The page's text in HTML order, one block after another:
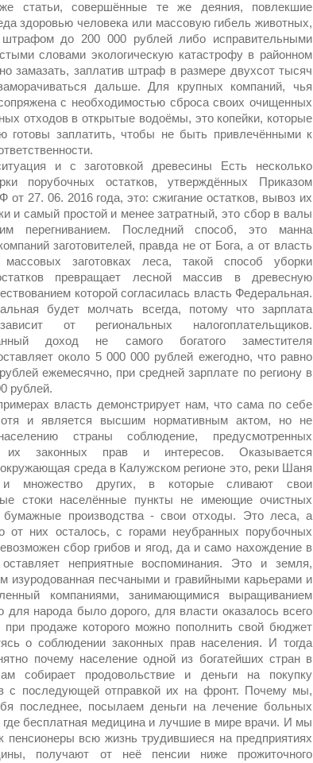
статьи, совершённые те же деяния, повлекшие
здоровью человека или массовую гибель животных,
штрафом до 200 000 рублей либо исправительными
словами экологическую катастрофу в районном
замазать, заплатив штраф в размере двухсот тысяч
дальше. Для крупных компаний, чья
с необходимостью сброса своих очищенных
отходов в открытые водоёмы, это копейки, которые
готовы заплатить, чтобы не быть привлечёнными к
и с заготовкой древесины Есть несколько
порубочных остатков, утверждённых Приказом
27. 06. 2016 года, это: сжигание остатков, вывоз их
и самый простой и менее затратный, это сбор в валы
перегниванием. Последний способ, это манна
заготовителей, правда не от Бога, а от власть
заготовках леса, такой способ уборки
превращает лесной массив в древесную
которой согласилась власть Федеральная.
будет молчать всегда, потому что зарплата
от региональных налогоплательщиков.
доход не самого богатого заместителя
около 5 000 000 рублей ежегодно, что равно
ежемесячно, при средней зарплате по региону в
рублей.
власть демонстрирует нам, что сама по себе
и является высшим нормативным актом, но не
страны соблюдение, предусмотренных
их законных прав и интересов. Оказывается
окружающая среда в Калужском регионе это, реки Шаня
множество других, в которые сливают свои
стоки населённые пункты не имеющие очистных
бумажные производства - свои отходы. Это леса, а
от них осталось, с горами неубранных порубочных
сбор грибов и ягод, да и само нахождение в
неприятные воспоминания. Это и земля,
изуродованная песчаными и гравийными карьерами и
компаниями, занимающимися выращиванием
для народа было дорого, для власти оказалось всего
продаже которого можно пополнить свой бюджет
о соблюдении законных прав населения. И тогда
почему население одной из богатейших стран в
собирает продовольствие и деньги на покупку
с последующей отправкой их на фронт. Почему мы,
последнее, посылаем деньги на лечение больных
где бесплатная медицина и лучшие в мире врачи. И мы
пенсионеры всю жизнь трудившиеся на предприятиях
получают от неё пенсии ниже прожиточного